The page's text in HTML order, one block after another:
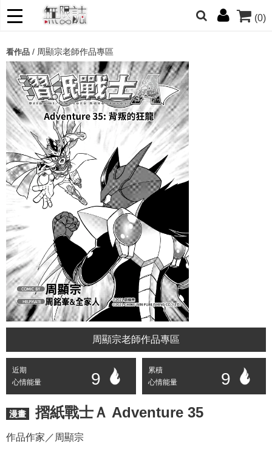
(0)
哆啦柯南寶可夢迷宮飯我推
朋友們，提高警覺！
看作品 / 周顯宗老師作品專區
周顯宗老師作品專區
近期
心情能量
9
累積
心情能量
9
漫畫 摺紙戰士Ａ Adventure 35
作品作家／周顯宗